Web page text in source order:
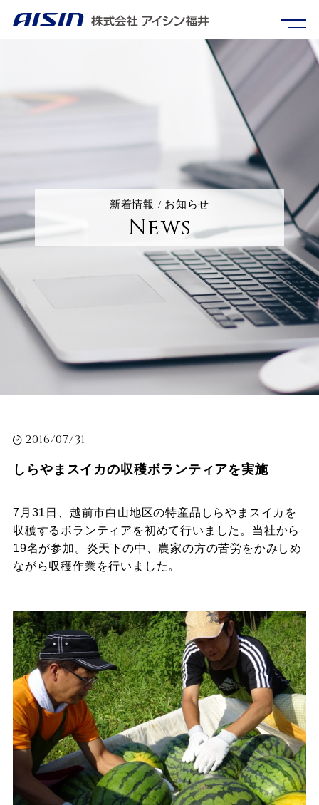
新着情報 / お知らせ
News
2016/07/31
しらやまスイカの収穫ボランティアを実施
7月31日、越前市白山地区の特産品しらやまスイカを
収穫するボランティアを初めて行いました。当社から
19名が参加。炎天下の中、農家の方の苦労をかみしめ
ながら収穫作業を行いました。